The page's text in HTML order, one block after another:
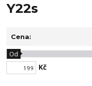
Y22s
Cena:
Kč
Od